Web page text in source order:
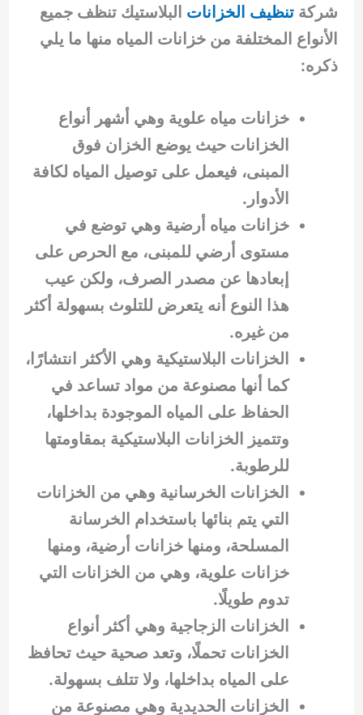
شركة تنظيف الخزانات البلاستيك تنظف جميع
الأنواع المختلفة من خزانات المياه منها ما يلي
ذكره:
خزانات مياه علوية وهي أشهر أنواع
الخزانات حيث يوضع الخزان فوق
المبنى، فيعمل على توصيل المياه لكافة
الأدوار.
خزانات مياه أرضية وهي توضع في
مستوى أرضي للمبنى، مع الحرص على
إبعادها عن مصدر الصرف، ولكن عيب
هذا النوع أنه يتعرض للتلوث بسهولة أكثر
من غيره.
الخزانات البلاستيكية وهي الأكثر انتشارًا،
كما أنها مصنوعة من مواد تساعد في
الحفاظ على المياه الموجودة بداخلها،
وتتميز الخزانات البلاستيكية بمقاومتها
للرطوبة.
الخزانات الخرسانية وهي من الخزانات
التي يتم بنائها باستخدام الخرسانة
المسلحة، ومنها خزانات أرضية، ومنها
خزانات علوية، وهي من الخزانات التي
تدوم طويلًا.
الخزانات الزجاجية وهي أكثر أنواع
الخزانات تحملًا، وتعد صحية حيث تحافظ
على المياه بداخلها، ولا تتلف بسهولة.
الخزانات الحديدية وهي مصنوعة من